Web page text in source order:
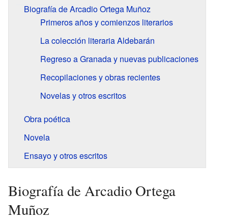
Biografía de Arcadio Ortega Muñoz
Primeros años y comienzos literarios
La colección literaria Aldebarán
Regreso a Granada y nuevas publicaciones
Recopilaciones y obras recientes
Novelas y otros escritos
Obra poética
Novela
Ensayo y otros escritos
Biografía de Arcadio Ortega
Muñoz